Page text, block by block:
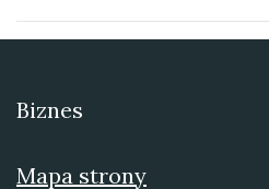
Biznes
Mapa strony